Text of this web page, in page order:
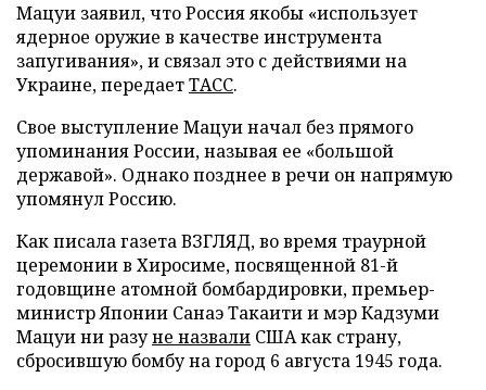
Мацуи заявил, что Россия якобы «использует
ядерное оружие в качестве инструмента
запугивания», и связал это с действиями на
Украине, передаетТАСС.
Свое выступление Мацуи начал без прямого
упоминания России, называя ее «большой
державой». Однако позднее в речи он напрямую
упомянул Россию.
Как писала газета ВЗГЛЯД, во время траурной
церемонии в Хиросиме, посвященной 81-й
годовщине атомной бомбардировки, премьер-
министр Японии Санаэ Такаити и мэр Кадзуми
Мацуи ни разуне назвали США как страну,
сбросившую бомбу на город 6 августа 1945 года.